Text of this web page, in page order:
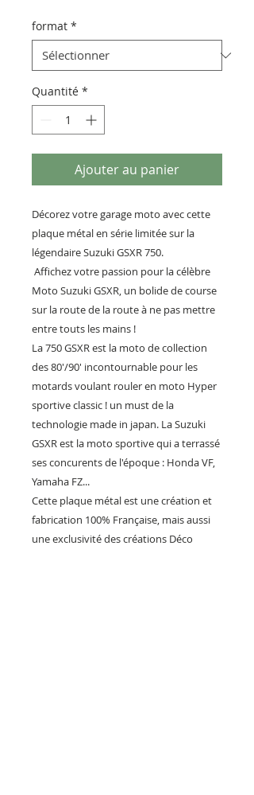
format *
Quantité *
Ajouter au panier
Décorez votre garage moto avec cette
plaque métal en série limitée sur la
légendaire Suzuki GSXR 750.
Affichez votre passion pour la célèbre
Moto Suzuki GSXR, un bolide de course
sur la route de la route à ne pas mettre
entre touts les mains !
La 750 GSXR est la moto de collection
des 80'/90' incontournable pour les
motards voulant rouler en moto Hyper
sportive classic ! un must de la
technologie made in japan. La Suzuki
GSXR est la moto sportive qui a terrassé
ses concurents de l'époque : Honda VF,
Yamaha FZ...
Cette plaque métal est une création et
fabrication 100% Française, mais aussi
une exclusivité des créations Déco